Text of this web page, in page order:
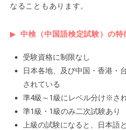
なることもあります。
中検（中国語検定試験）の特
受験資格に制限なし
日本各地、及び中国・香港・
されている
準4級～1級にレベル分け※さ
準1級・1級のみ二次試験あり
上級の試験になると、日本語